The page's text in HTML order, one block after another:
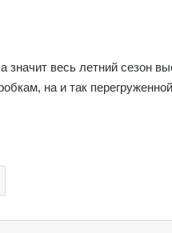
весь летний сезон
на и так